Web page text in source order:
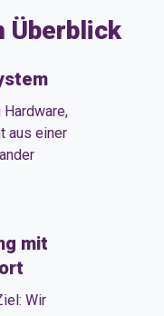
Überblick
aus einer
mit
Wir